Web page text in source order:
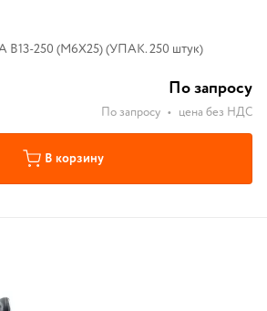
250 (М6Х25) (УПАК. 250 штук)
По запросу
По запросу • цена без НДС
В корзину